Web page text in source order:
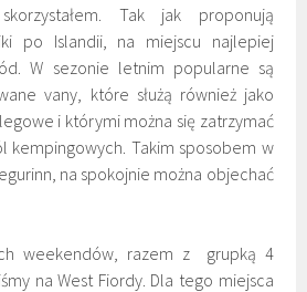
Tak jak proponują
po Islandii, na miejscu najlepiej
W sezonie letnim popularne są
vany, które służą również jako
i którymi można się zatrzymać
kempingowych. Takim sposobem w
na spokojnie można objechać
weekendów, razem z grupką 4
na West Fiordy. Dla tego miejsca